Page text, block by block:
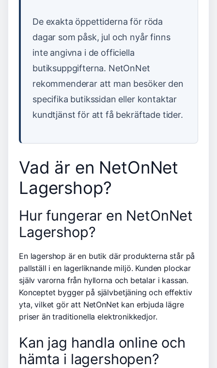
De exakta öppettiderna för röda
dagar som påsk, jul och nyår finns
inte angivna i de officiella
butiksuppgifterna. NetOnNet
rekommenderar att man besöker den
specifika butikssidan eller kontaktar
kundtjänst för att få bekräftade tider.
Vad är en NetOnNet
Lagershop?
Hur fungerar en NetOnNet
Lagershop?
En lagershop är en butik där produkterna står på
pallställ i en lagerliknande miljö. Kunden plockar
själv varorna från hyllorna och betalar i kassan.
Konceptet bygger på självbetjäning och effektiv
yta, vilket gör att NetOnNet kan erbjuda lägre
priser än traditionella elektronikkedjor.
Kan jag handla online och
hämta i lagershopen?